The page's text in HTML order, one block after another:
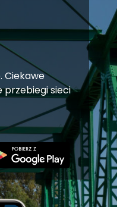
Ciekawe
przebiegi sieci